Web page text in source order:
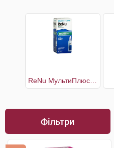
Розчини для лінз
Фільтри